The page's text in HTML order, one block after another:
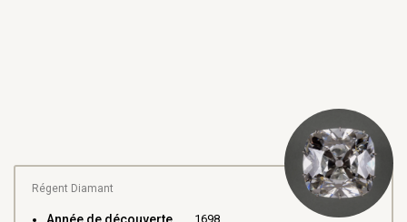
Régent Diamant
1698